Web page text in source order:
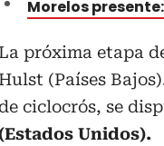
Morelos
La próxima etapa
Hulst (Países
ciclocrós, se
Unidos).